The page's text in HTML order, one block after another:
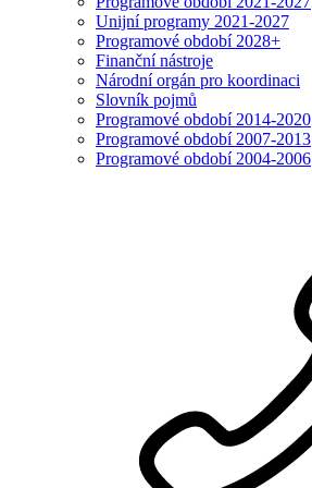
Unijní programy 2021-2027
Programové období 2028+
Finanční nástroje
Národní orgán pro koordinaci
Slovník pojmů
Programové období 2014-2020
Programové období 2007-2013
Programové období 2004-2006